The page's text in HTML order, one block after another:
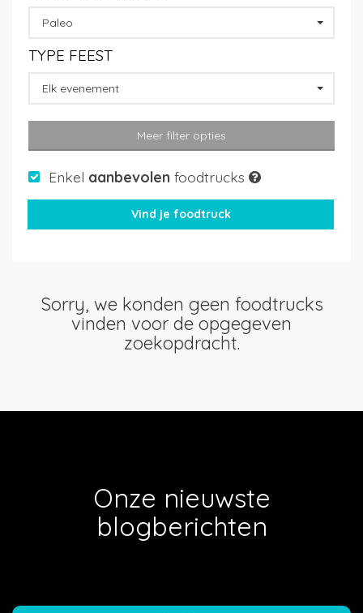
Paleo
TYPE FEEST
Elk evenement
Meer filter opties
Enkel aanbevolen foodtrucks
Sorry, we konden geen foodtrucks
vinden voor de opgegeven
zoekopdracht.
Onze nieuwste
blogberichten